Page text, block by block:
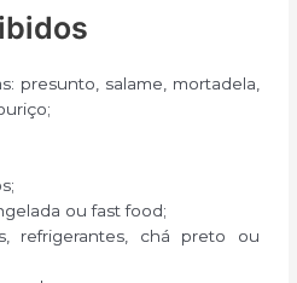
presunto, salame, mortadela,
ou fast food;
refrigerantes, chá preto ou